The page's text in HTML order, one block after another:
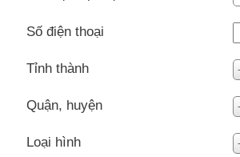
Số điện thoại
Tỉnh thành
Quận, huyện
Loại hình